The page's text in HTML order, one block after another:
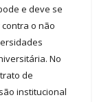
e deve se
o não
No
de
institucional